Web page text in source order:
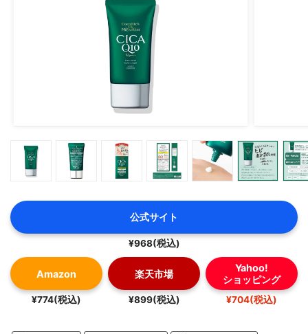
公式サイト
¥968(税込)
Amazon
¥774(税込)
楽天市場
¥899(税込)
Yahoo!
ショッピング
¥704(税込)